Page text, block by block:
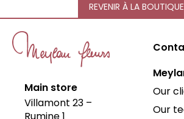
REVENIR À LA BOUTIQUE
Main store
Villamont 23 –
Our
Our